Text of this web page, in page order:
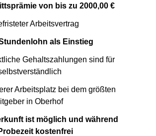
von bis zu 2000,00 €
Arbeitsvertrag
als Einstieg
Gehaltszahlungen sind für
Arbeitsplatz bei dem größten
in Oberhof
ist möglich und während
kostenfrei